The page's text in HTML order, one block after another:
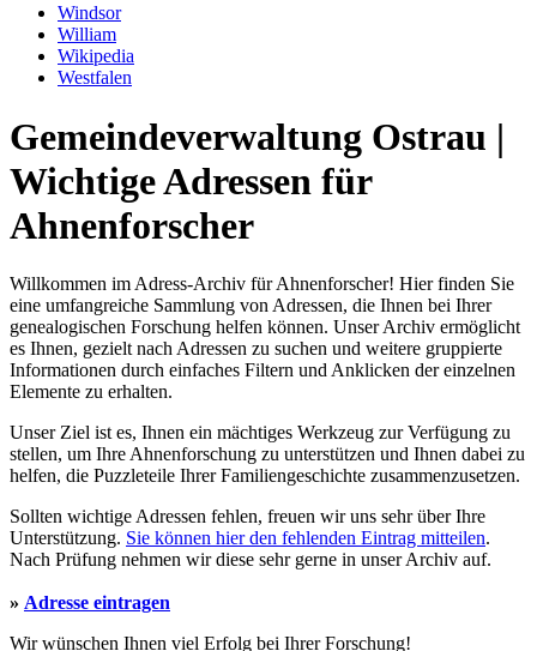
Windsor
William
Wikipedia
Westfalen
Gemeindeverwaltung Ostrau |
Wichtige Adressen für
Ahnenforscher
Willkommen im Adress-Archiv für Ahnenforscher! Hier finden Sie
eine umfangreiche Sammlung von Adressen, die Ihnen bei Ihrer
genealogischen Forschung helfen können. Unser Archiv ermöglicht
es Ihnen, gezielt nach Adressen zu suchen und weitere gruppierte
Informationen durch einfaches Filtern und Anklicken der einzelnen
Elemente zu erhalten.
Unser Ziel ist es, Ihnen ein mächtiges Werkzeug zur Verfügung zu
stellen, um Ihre Ahnenforschung zu unterstützen und Ihnen dabei zu
helfen, die Puzzleteile Ihrer Familiengeschichte zusammenzusetzen.
Sollten wichtige Adressen fehlen, freuen wir uns sehr über Ihre
Unterstützung. Sie können hier den fehlenden Eintrag mitteilen.
Nach Prüfung nehmen wir diese sehr gerne in unser Archiv auf.
» Adresse eintragen
Wir wünschen Ihnen viel Erfolg bei Ihrer Forschung!